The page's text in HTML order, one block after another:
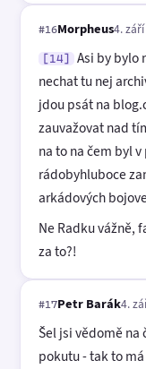
#16Morpheus4.
[14]
Asi by bylo
nechat tu nej
jdou psát na
zauvažovat nad
na to na čem byl
rádobyhluboce
arkádových
Ne Radku vážně,
za to?!
#17Petr Barák4.
Šel jsi vědomě
pokutu - tak to